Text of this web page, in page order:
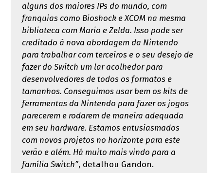
alguns dos maiores IPs do mundo, com
franquias como Bioshock e XCOM na mesma
biblioteca com Mario e Zelda. Isso pode ser
creditado à nova abordagem da Nintendo
para trabalhar com terceiros e o seu desejo de
fazer do Switch um lar acolhedor para
desenvolvedores de todos os formatos e
tamanhos. Conseguimos usar bem os kits de
ferramentas da Nintendo para fazer os jogos
parecerem e rodarem de maneira adequada
em seu hardware. Estamos entusiasmados
com novos projetos no horizonte para este
verão e além. Há muito mais vindo para a
família Switch”, detalhou Gandon.